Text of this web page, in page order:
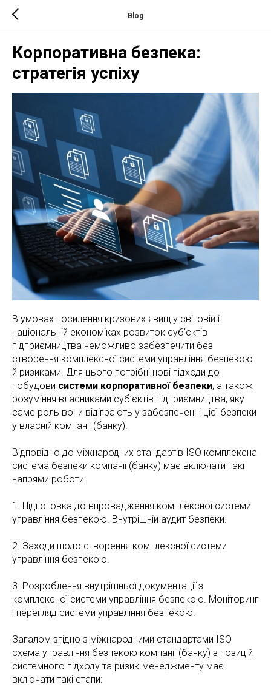
Blog
Корпоративна безпека:
стратегія успіху
В умовах посилення кризових явищ у світовій і
національній економіках розвиток суб’єктів
підприємництва неможливо забезпечити без
створення комплексної системи управління безпекою
й ризиками. Для цього потрібні нові підходи до
побудови системи корпоративної безпеки, а також
розуміння власниками суб’єктів підприємництва, яку
саме роль вони відіграють у забезпеченні цієї безпеки
у власній компанії (банку).
Відповідно до міжнародних стандартів ISO комплексна
система безпеки компанії (банку) має включати такі
напрями роботи:
1. Підготовка до впровадження комплексної системи
управління безпекою. Внутрішній аудит безпеки.
2. Заходи щодо створення комплексної системи
управління безпекою.
3. Розроблення внутрішньої документації з
комплексної системи управління безпекою. Моніторинг
і перегляд системи управління безпекою.
Загалом згідно з міжнародними стандартами ISO
схема управління безпекою компанії (банку) з позицій
системного підходу та ризик-менеджменту має
включати такі етапи: